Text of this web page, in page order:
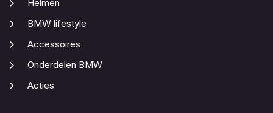
Helmen
BMW lifestyle
Accessoires
Onderdelen BMW
Acties